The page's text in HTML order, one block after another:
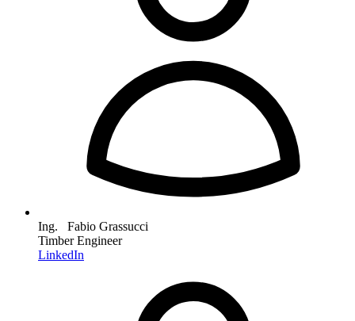
Ing. Fabio Grassucci
Timber Engineer
LinkedIn